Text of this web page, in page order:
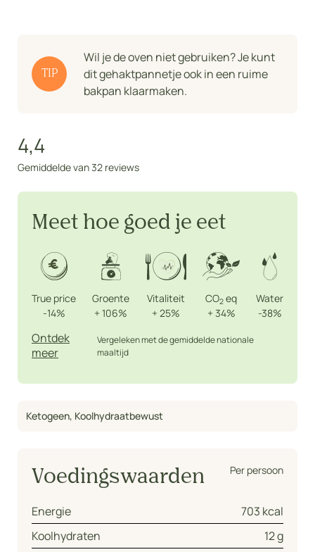
TIP
Wil je de oven niet gebruiken? Je kunt
dit gehaktpannetje ook in een ruime
bakpan klaarmaken.
4,4
Gemiddelde van 32 reviews
Meet hoe goed je eet
True price
-14%
Groente
+ 106%
Vitaliteit
+ 25%
CO2 eq
+ 34%
Water
-38%
Ontdek
meer
Vergeleken met de gemiddelde nationale
maaltijd
Ketogeen, Koolhydraatbewust
Voedingswaarden Per persoon
Energie
703 kcal
Koolhydraten
12 g